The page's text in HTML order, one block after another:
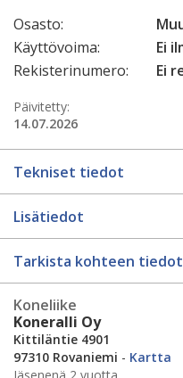
Osasto:
Käyttövoima:
Ei
Rekisterinumero:
Ei
Päivitetty:
14.07.2026
Tekniset tiedot
Lisätiedot
Tarkista kohteen tiedot
Koneliike
Koneralli Oy
Kittiläntie 4901
97310 Rovaniemi - Kartta